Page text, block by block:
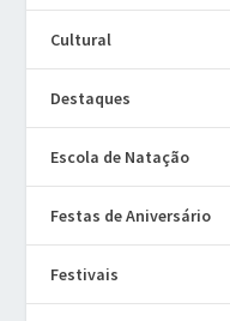
Cultural
Destaques
Escola de Natação
Festas de Aniversário
Festivais